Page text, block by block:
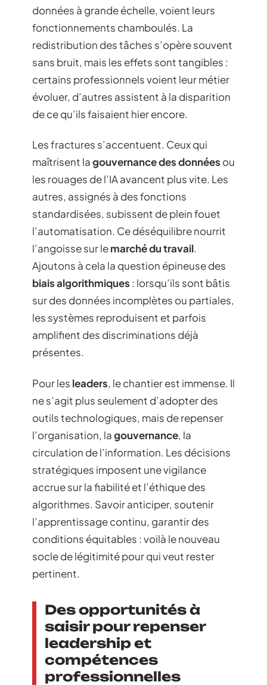
données à grande échelle, voient leurs
fonctionnements chamboulés. La
redistribution des tâches s’opère souvent
sans bruit, mais les effets sont tangibles :
certains professionnels voient leur métier
évoluer, d’autres assistent à la disparition
de ce qu’ils faisaient hier encore.
Les fractures s’accentuent. Ceux qui
maîtrisent lagouvernance des données ou
les rouages de l’IA avancent plus vite. Les
autres, assignés à des fonctions
standardisées, subissent de plein fouet
l’automatisation. Ce déséquilibre nourrit
l’angoisse sur lemarché du travail.
Ajoutons à cela la question épineuse des
biais algorithmiques : lorsqu’ils sont bâtis
sur des données incomplètes ou partiales,
les systèmes reproduisent et parfois
amplifient des discriminations déjà
présentes.
Pour les leaders, le chantier est immense. Il
ne s’agit plus seulement d’adopter des
outils technologiques, mais de repenser
l’organisation, lagouvernance, la
circulation de l’information. Les décisions
stratégiques imposent une vigilance
accrue sur la fiabilité et l’éthique des
algorithmes. Savoir anticiper, soutenir
l’apprentissage continu, garantir des
conditions équitables : voilà le nouveau
socle de légitimité pour qui veut rester
pertinent.
Des opportunités à
saisir pour repenser
leadership et
compétences
professionnelles